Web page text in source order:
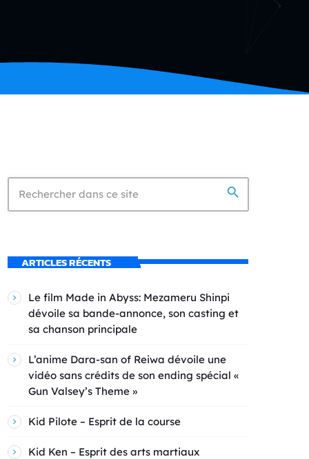
search
ARTICLES RÉCENTS
Le film Made in Abyss: Mezameru Shinpi
dévoile sa bande-annonce, son casting et
sa chanson principale
L’anime Dara-san of Reiwa dévoile une
vidéo sans crédits de son ending spécial «
Gun Valsey’s Theme »
Kid Pilote – Esprit de la course
Kid Ken – Esprit des arts martiaux